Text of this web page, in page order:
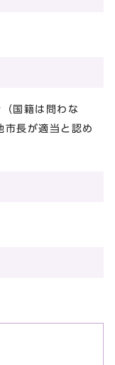
国籍は問わな
市長が適当と認め